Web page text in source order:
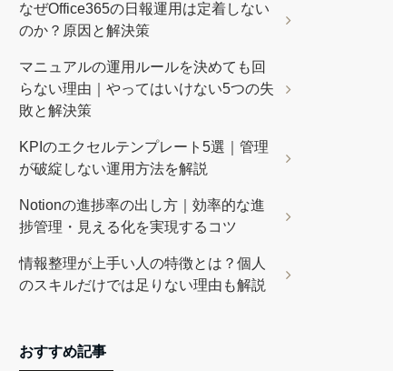
なぜOffice365の日報運用は定着しない
のか？原因と解決策
マニュアルの運用ルールを決めても回
らない理由｜やってはいけない5つの失
敗と解決策
KPIのエクセルテンプレート5選｜管理
が破綻しない運用方法を解説
Notionの進捗率の出し方｜効率的な進
捗管理・見える化を実現するコツ
情報整理が上手い人の特徴とは？個人
のスキルだけでは足りない理由も解説
おすすめ記事